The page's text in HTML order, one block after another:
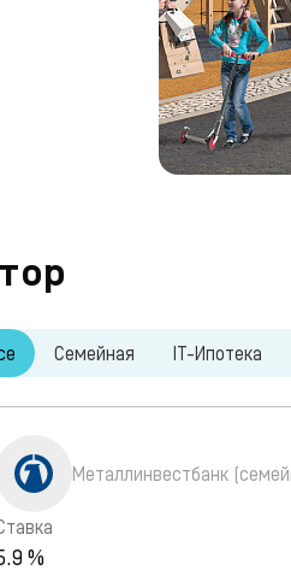
Семейная IT-Ипотека
Металлинвестбанк
%